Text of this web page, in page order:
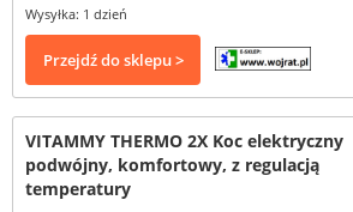
Wysyłka: 1 dzień
Przejdź do sklepu >
VITAMMY THERMO 2X Koc elektryczny
podwójny, komfortowy, z regulacją
temperatury